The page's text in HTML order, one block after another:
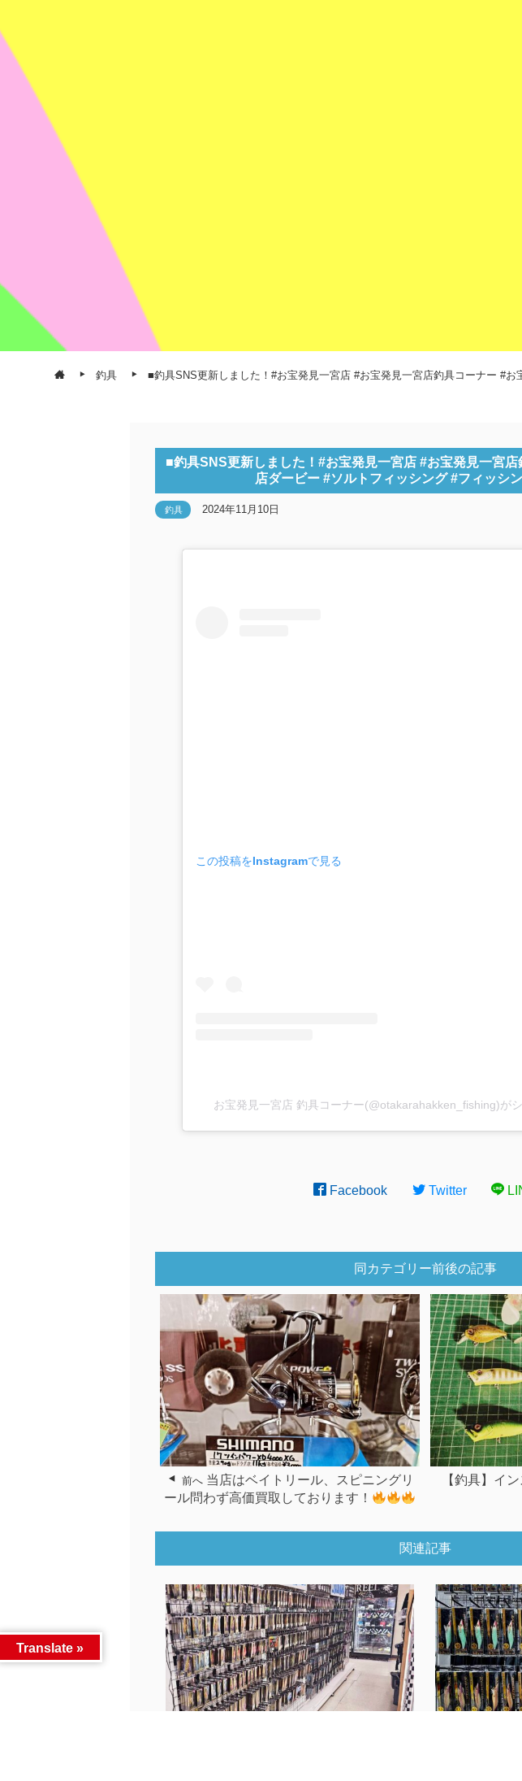
釣具 ■釣具SNS更新しました！#お宝発見一宮店 #お宝発見一宮店釣具コーナー #
■釣具SNS更新しました！#お宝発見一宮店 #お宝発見一宮
店ダービー #ソルトフィッシング #フィッシ
釣具 2024年11月10日
この投稿をInstagramで見る
お宝発見一宮店 釣具コーナー(@otakarahakken_fishing)が
Facebook Twitter
同カテゴリー前後の記事
前へ 当店はベイトリール、スピニングリ
ール問わず高価買取しております！
【釣具】イ
関連記事
Translate »